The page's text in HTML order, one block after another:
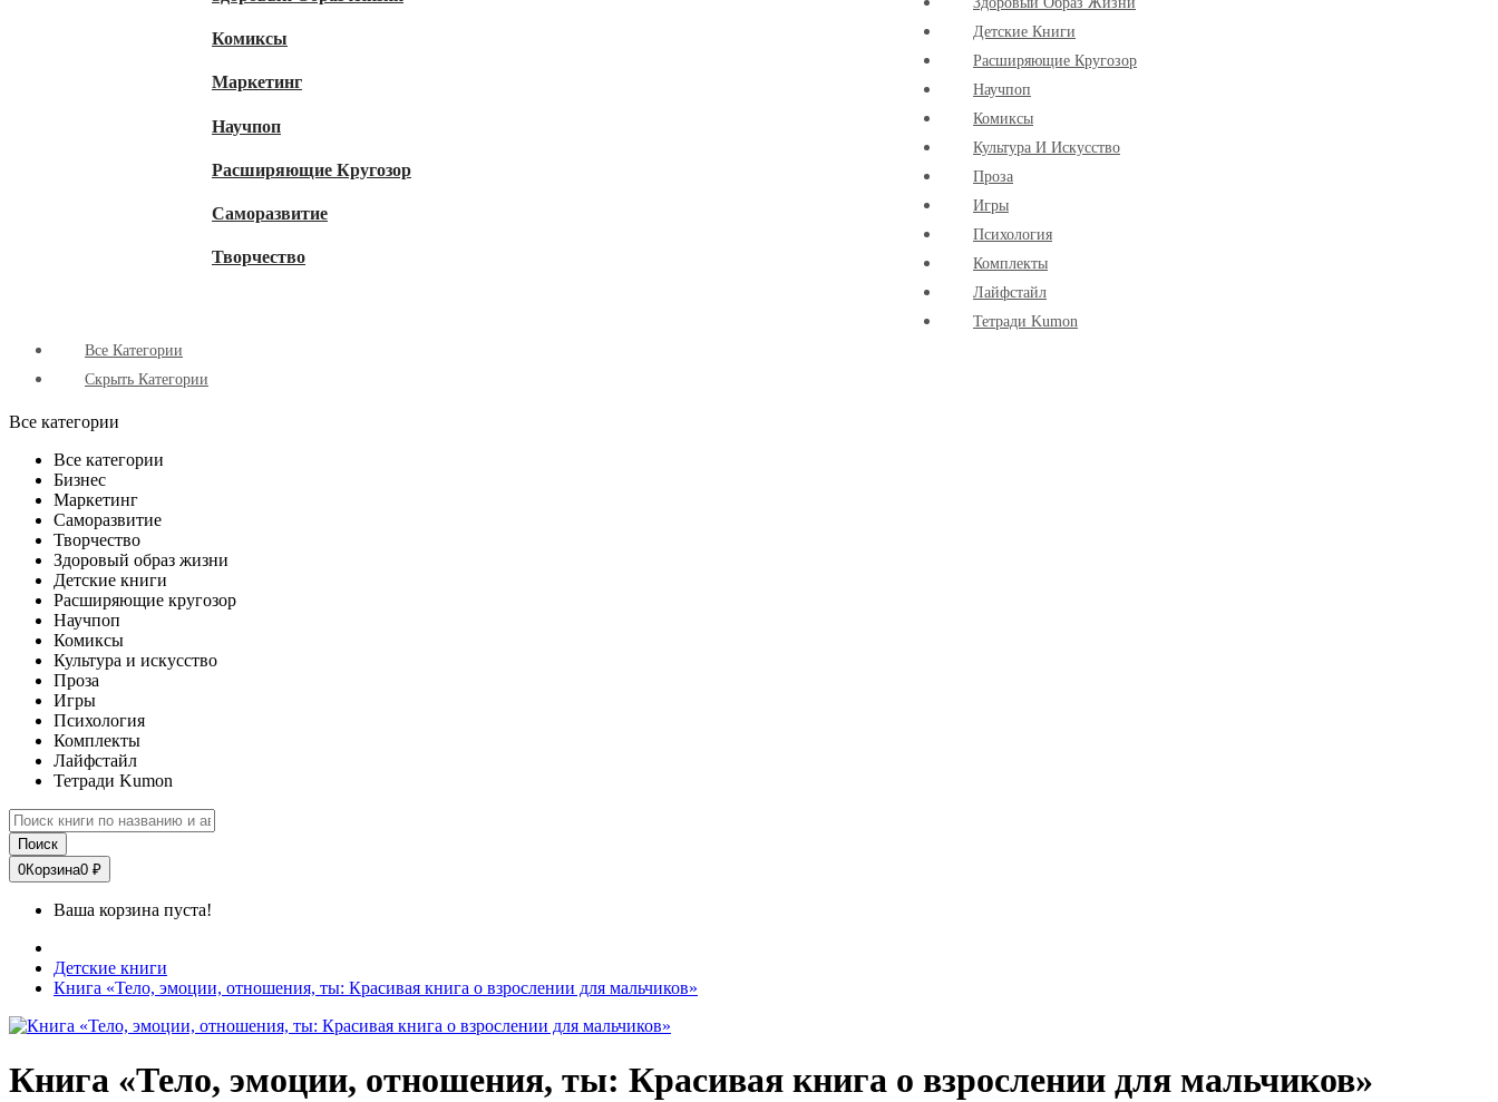
Комиксы
Маркетинг
Научпоп
Расширяющие Кругозор
Cаморазвитие
Творчество
Детские Книги
Расширяющие Кругозор
Научпоп
Комиксы
Культура И Искусство
Проза
Игры
Психология
Комплекты
Лайфстайл
Тетради Kumon
Все Категории
Скрыть Категории
Все категории
Все категории
Бизнес
Маркетинг
Саморазвитие
Творчество
Здоровый образ жизни
Детские книги
Расширяющие кругозор
Научпоп
Комиксы
Культура и искусство
Проза
Игры
Психология
Комплекты
Лайфстайл
Тетради Kumon
Поиск
0Корзина0 ₽
Ваша корзина пуста!
Детские книги
Книга «Тело, эмоции, отношения, ты: Красивая книга о взрослении для мальчиков»
Книга «Тело, эмоции, отношения, ты: Красивая книга о взрослении для мальчиков»